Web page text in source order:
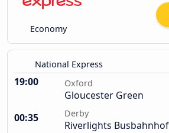
Economy
National Express
19:00 Oxford
Gloucester Green
00:35
Derby
Riverlights Busbahnhof